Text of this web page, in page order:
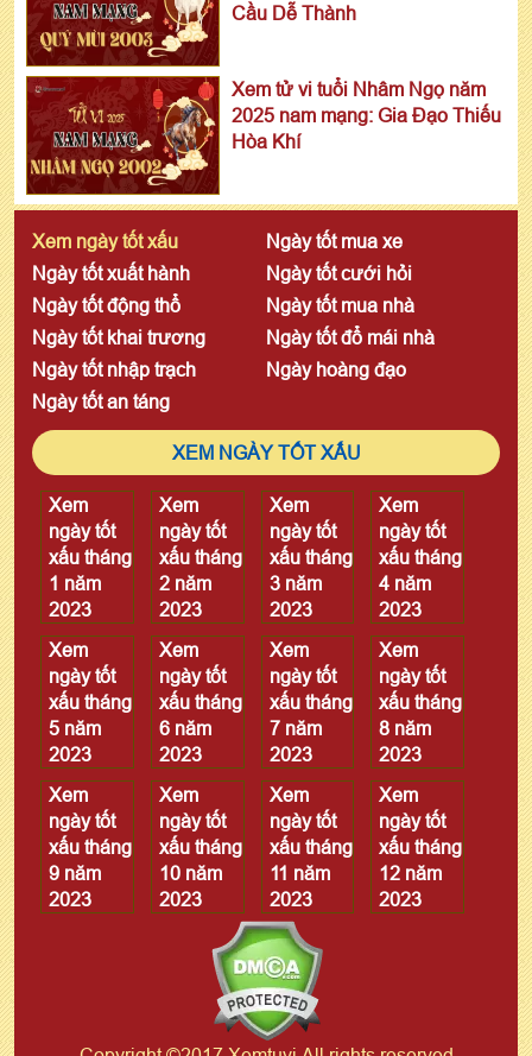
Cầu Dễ Thành
Xem tử vi tuổi Nhâm Ngọ năm
2025 nam mạng: Gia Đạo Thiếu
Hòa Khí
Xem ngày tốt xấu
Ngày tốt mua xe
Ngày tốt xuất hành
Ngày tốt cưới hỏi
Ngày tốt động thổ
Ngày tốt mua nhà
Ngày tốt khai trương
Ngày tốt đổ mái nhà
Ngày tốt nhập trạch
Ngày hoàng đạo
Ngày tốt an táng
XEM NGÀY TỐT XẤU
Xem
ngày tốt
xấu tháng
1 năm
2023
Xem
ngày tốt
xấu tháng
2 năm
2023
Xem
ngày tốt
xấu tháng
3 năm
2023
Xem
ngày tốt
xấu tháng
4 năm
2023
Xem
ngày tốt
xấu tháng
5 năm
2023
Xem
ngày tốt
xấu tháng
6 năm
2023
Xem
ngày tốt
xấu tháng
7 năm
2023
Xem
ngày tốt
xấu tháng
8 năm
2023
Xem
ngày tốt
xấu tháng
9 năm
2023
Xem
ngày tốt
xấu tháng
10 năm
2023
Xem
ngày tốt
xấu tháng
11 năm
2023
Xem
ngày tốt
xấu tháng
12 năm
2023